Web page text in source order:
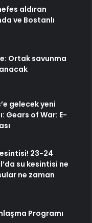
aldıran
ve Bostanlı
Ortak savunma
gelecek yeni
Gears of War: E-
23-24
su kesintisi ne
ne zaman
Programı